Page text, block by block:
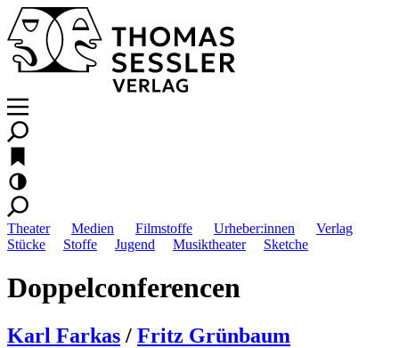
Theater Medien Filmstoffe Urheber:innen
Verlag
Stücke
Stoffe Jugend Musiktheater Sketche
Doppelconferencen
Karl Farkas / Fritz Grünbaum